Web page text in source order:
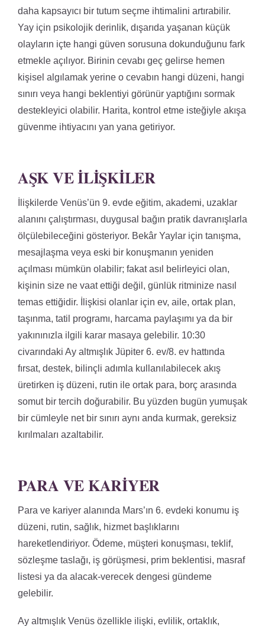
daha kapsayıcı bir tutum seçme ihtimalini artırabilir.
Yay için psikolojik derinlik, dışarıda yaşanan küçük
olayların içte hangi güven sorusuna dokunduğunu fark
etmekle açılıyor. Birinin cevabı geç gelirse hemen
kişisel algılamak yerine o cevabın hangi düzeni, hangi
sınırı veya hangi beklentiyi görünür yaptığını sormak
destekleyici olabilir. Harita, kontrol etme isteğiyle akışa
güvenme ihtiyacını yan yana getiriyor.
AŞK VE İLIŞKILER
İlişkilerde Venüs’ün 9. evde eğitim, akademi, uzaklar
alanını çalıştırması, duygusal bağın pratik davranışlarla
ölçülebileceğini gösteriyor. Bekâr Yaylar için tanışma,
mesajlaşma veya eski bir konuşmanın yeniden
açılması mümkün olabilir; fakat asıl belirleyici olan,
kişinin size ne vaat ettiği değil, günlük ritminize nasıl
temas ettiğidir. İlişkisi olanlar için ev, aile, ortak plan,
taşınma, tatil programı, harcama paylaşımı ya da bir
yakınınızla ilgili karar masaya gelebilir. 10:30
civarındaki Ay altmışlık Jüpiter 6. ev/8. ev hattında
fırsat, destek, bilinçli adımla kullanılabilecek akış
üretirken iş düzeni, rutin ile ortak para, borç arasında
somut bir tercih doğurabilir. Bu yüzden bugün yumuşak
bir cümleyle net bir sınırı aynı anda kurmak, gereksiz
kırılmaları azaltabilir.
PARA VE KARIYER
Para ve kariyer alanında Mars’ın 6. evdeki konumu iş
düzeni, rutin, sağlık, hizmet başlıklarını
hareketlendiriyor. Ödeme, müşteri konuşması, teklif,
sözleşme taslağı, iş görüşmesi, prim beklentisi, masraf
listesi ya da alacak-verecek dengesi gündeme
gelebilir.
Ay altmışlık Venüs özellikle ilişki, evlilik, ortaklık,